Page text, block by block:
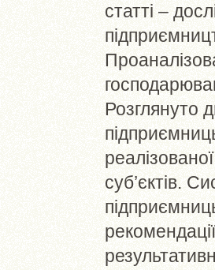
статті –
Розглянуто
суб’єктів.